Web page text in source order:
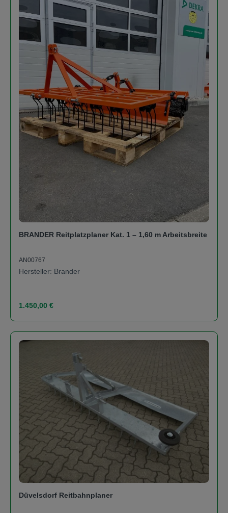
BRANDER Reitplatzplaner Kat. 1 – 1,60 m Arbeitsbreite
AN00767
Hersteller: Brander
Regulärer Preis:
1.450,00 €
Düvelsdorf Reitbahnplaner